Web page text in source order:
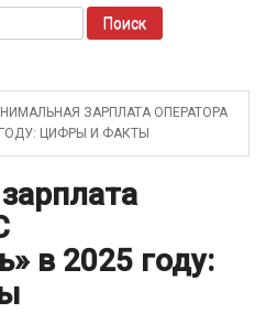
лучшие инструменты для
16, 2022
защитить свой бизнес?
ЗАРПЛАТА ОПЕРАТОРА
ЦИФРЫ И ФАКТЫ
в 2025 году: